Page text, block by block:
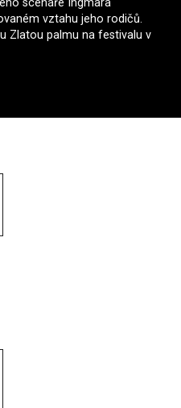
scénáře Ingmara
vztahu jeho rodičů.
Zlatou palmu na festivalu v